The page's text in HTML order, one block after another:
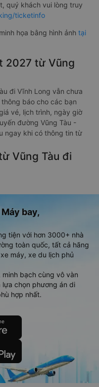
quý khách vui lòng truy
ticketinfo
họa bằng hình ảnh tại
2027 từ Vũng
đi Vĩnh Long vẫn chưa
báo cho các bạn
vé, lịch trình, ngày giờ
đường Vũng Tàu -
ngay khi có thông tin từ
Vũng Tàu đi
bay,
tiện với hơn 3000+ nhà
toàn quốc, tất cả hãng
máy, xe du lịch phủ
bạch cùng vô vàn
chọn phương án di
hợp nhất.